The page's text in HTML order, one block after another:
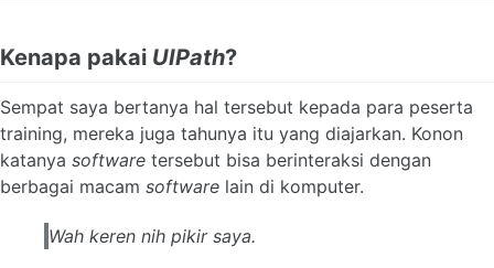
Kenapa pakai UIPath?
Sempat saya bertanya hal tersebut kepada para peserta
training, mereka juga tahunya itu yang diajarkan. Konon
katanya software tersebut bisa berinteraksi dengan
berbagai macam software lain di komputer.
Wah keren nih pikir saya.